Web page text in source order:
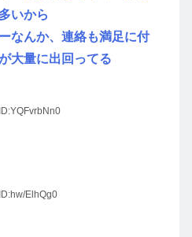
いから
なんか、連絡も満足に付
大量に出回ってる
ID:YQFvrbNn0
ID:hw/ElhQg0